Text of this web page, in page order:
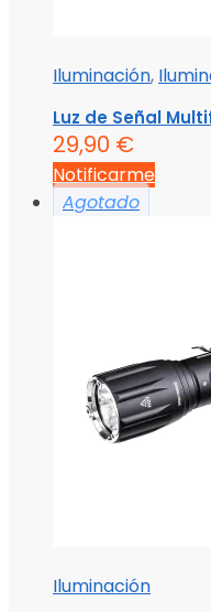
Iluminación,
Luz de Señal
29,90 €
Notificarme
Agotado
Iluminación